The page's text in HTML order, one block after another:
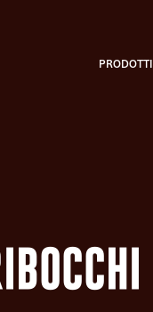
PRODOTTI